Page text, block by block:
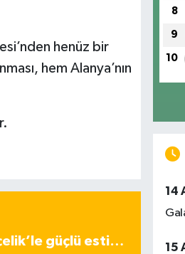
henüz bir
hem Alanya’nın
güçlü esti…
8
9
10
14
15